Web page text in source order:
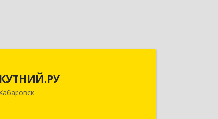
КУТНИЙ.РУ
г, Шевчука ул, дом № 42, оф.505